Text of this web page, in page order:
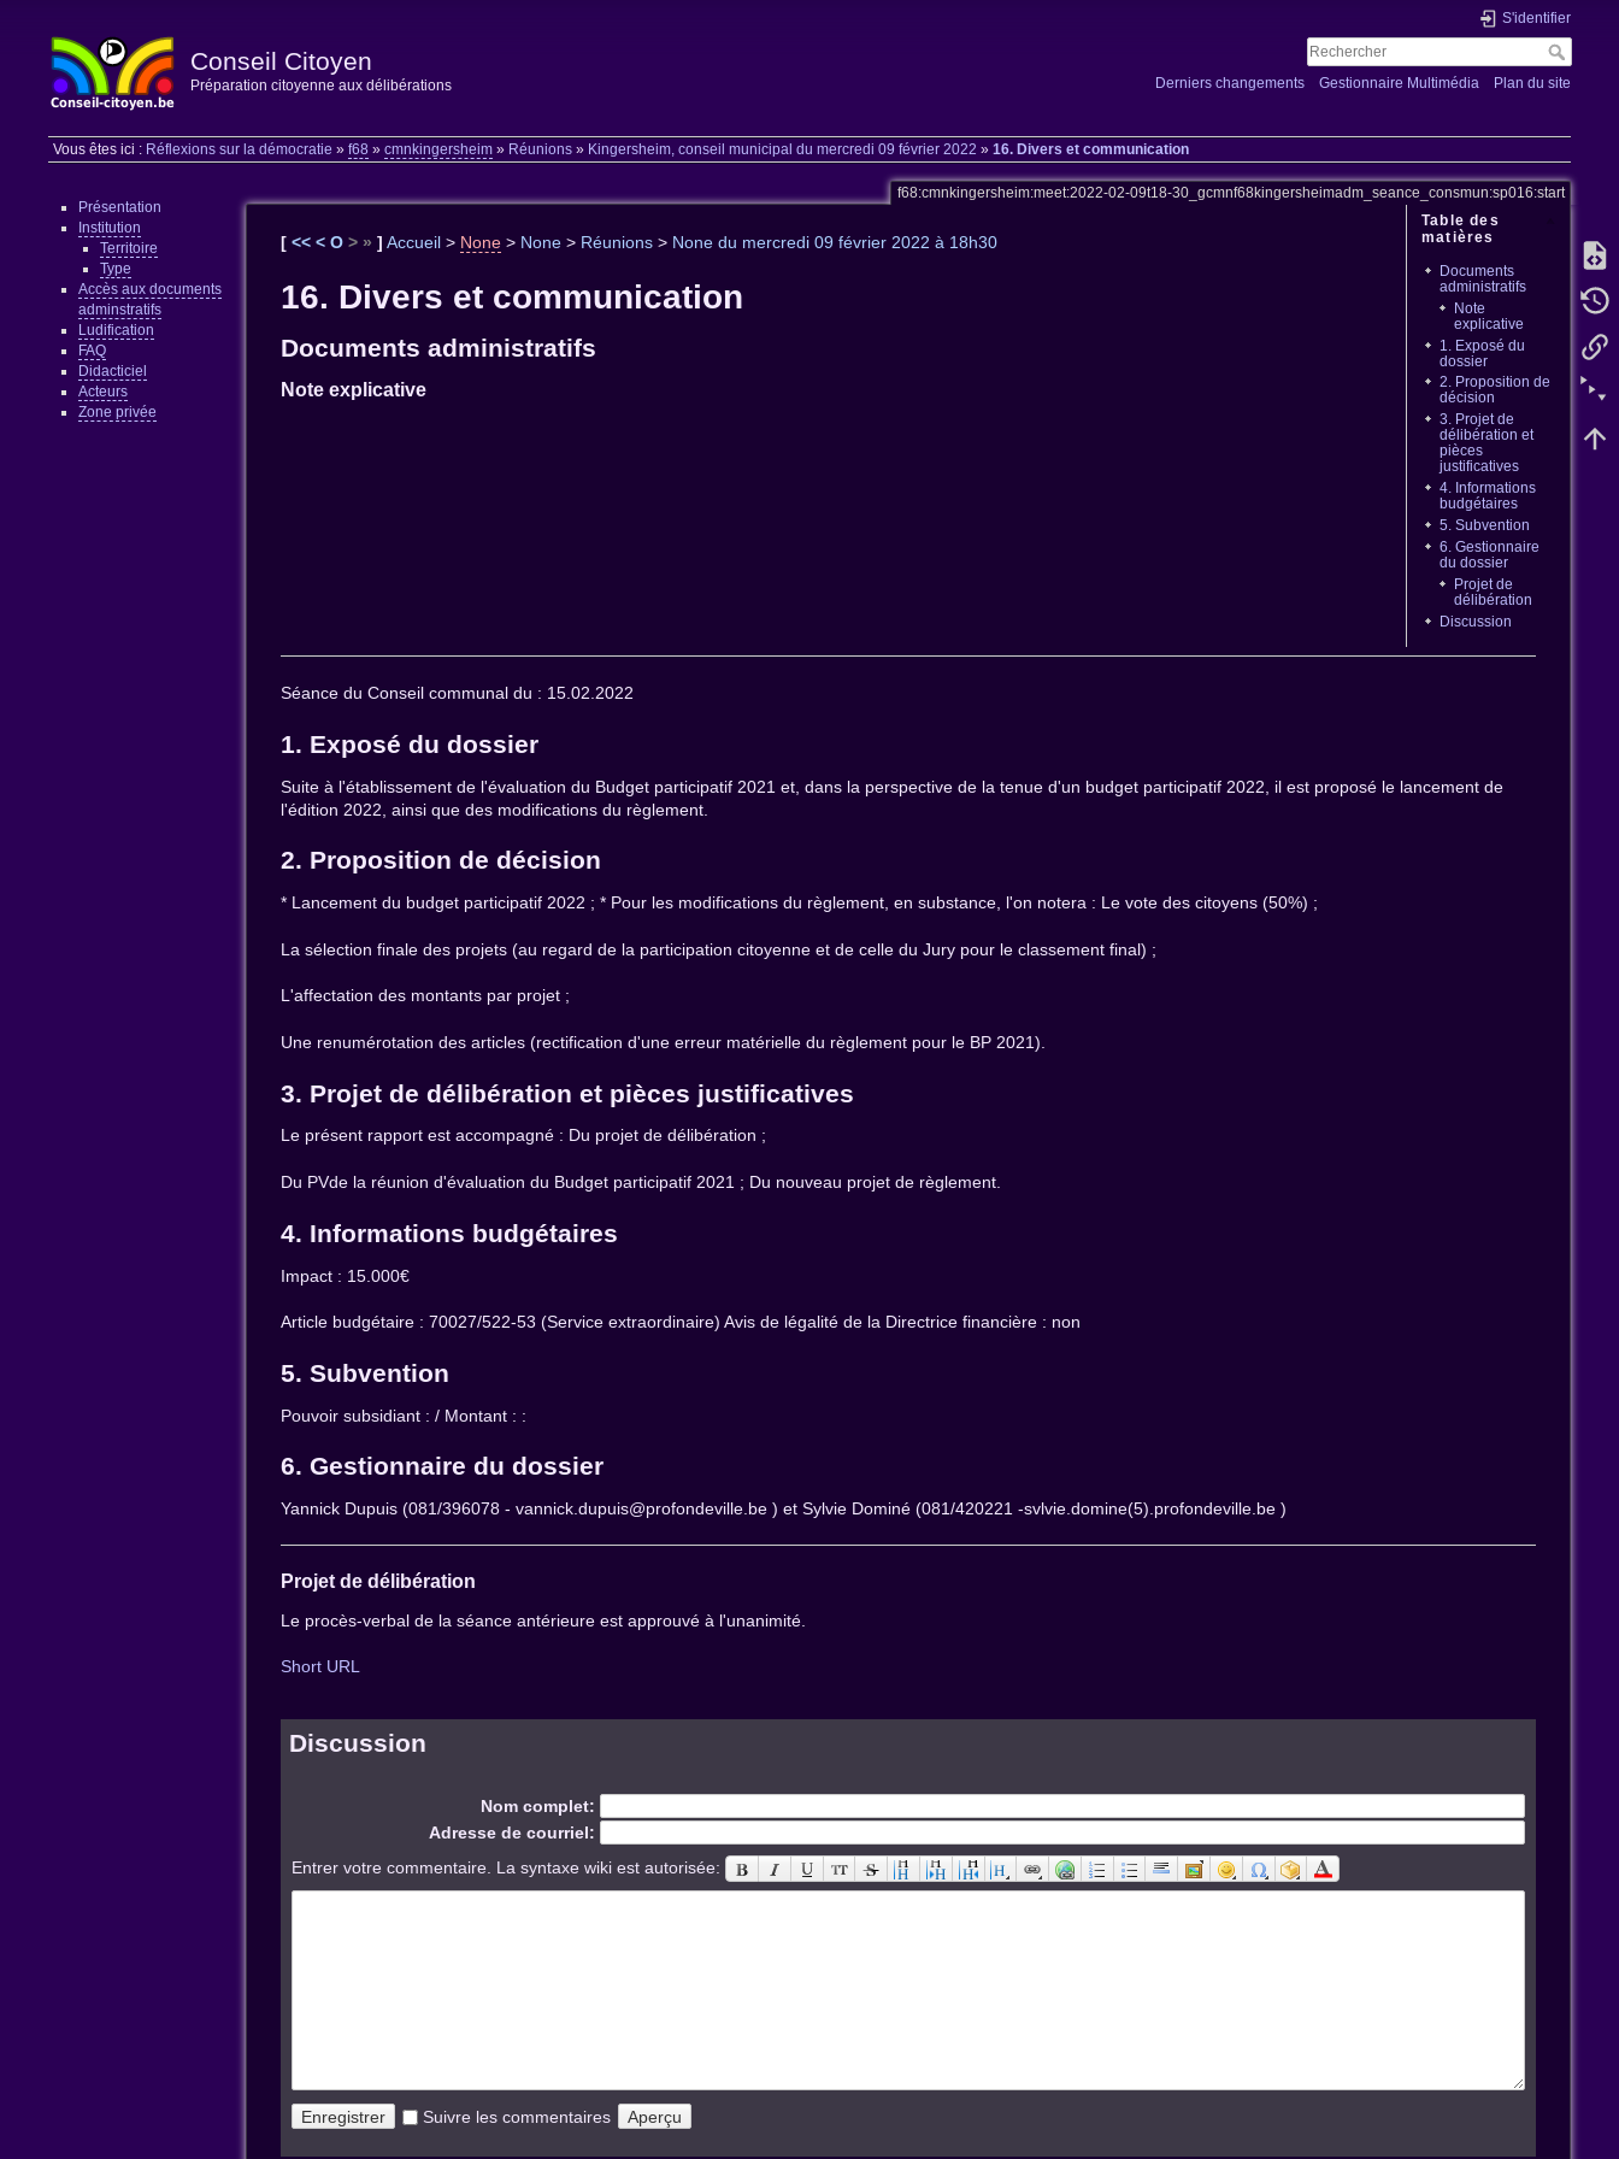
Conseil Citoyen
Préparation citoyenne aux délibérations
S'identifier
Derniers changements Gestionnaire Multimédia Plan du site
Vous êtes ici : Réflexions sur la démocratie »f68 »cmnkingersheim » Réunions » Kingersheim, conseil municipal du mercredi 09 février 2022 »16. Divers et communication
Présentation
Institution
Territoire
Type
Accès aux documents
adminstratifs
Ludification
FAQ
Didacticiel
Acteurs
Zone privée
f68:cmnkingersheim:meet:2022-02-09t18-30_gcmnf68kingersheimadm_seance_consmun:sp016:start
Table des
matières
Documents
administratifs
Note
explicative
1. Exposé du
dossier
2. Proposition de
décision
3. Projet de
délibération et
pièces
justificatives
4. Informations
budgétaires
5. Subvention
6. Gestionnaire
du dossier
Projet de
délibération
Discussion
[<<<O> »] Accueil > None > None > Réunions > None du mercredi 09 février 2022 à 18h30
16. Divers et communication
Documents administratifs
Note explicative
Séance du Conseil communal du : 15.02.2022
1. Exposé du dossier
Suite à l'établissement de l'évaluation du Budget participatif 2021 et, dans la perspective de la tenue d'un budget participatif 2022, il est proposé le lancement de
l'édition 2022, ainsi que des modifications du règlement.
2. Proposition de décision
* Lancement du budget participatif 2022 ; * Pour les modifications du règlement, en substance, l'on notera : Le vote des citoyens (50%) ;
La sélection finale des projets (au regard de la participation citoyenne et de celle du Jury pour le classement final) ;
L'affectation des montants par projet ;
Une renumérotation des articles (rectification d'une erreur matérielle du règlement pour le BP 2021).
3. Projet de délibération et pièces justificatives
Le présent rapport est accompagné : Du projet de délibération ;
Du PVde la réunion d'évaluation du Budget participatif 2021 ; Du nouveau projet de règlement.
4. Informations budgétaires
Impact : 15.000€
Article budgétaire : 70027/522-53 (Service extraordinaire) Avis de légalité de la Directrice financière : non
5. Subvention
Pouvoir subsidiant : / Montant : :
6. Gestionnaire du dossier
Yannick Dupuis (081/396078 - vannick.dupuis@profondeville.be ) et Sylvie Dominé (081/420221 -svlvie.domine(5).profondeville.be )
Projet de délibération
Le procès-verbal de la séance antérieure est approuvé à l'unanimité.
Short URL
Discussion
Nom complet:
Adresse de courriel:
Entrer votre commentaire. La syntaxe wiki est autorisée:
Suivre les commentaires